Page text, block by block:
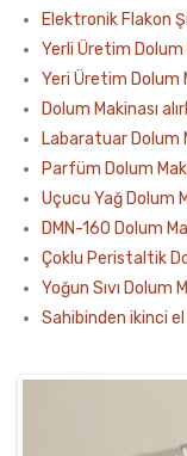
Elektronik Flakon
Yerli Üretim Dolum
Yeri Üretim Dolum
Dolum Makinası
Labaratuar Dolum
Parfüm Dolum
Uçucu Yağ Dolum
DMN-160 Dolum
Çoklu Peristaltik
Yoğun Sıvı Dolum
Sahibinden ikinci el